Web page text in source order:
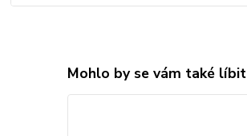
Mohlo by se vám také líbit